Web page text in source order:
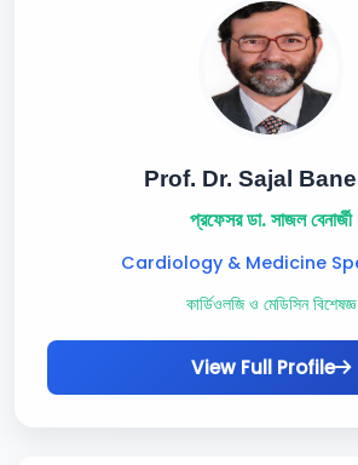
Prof. Dr. Sajal
প্রফেসর ডা. সাজল বেনার্জী
Cardiology & Medicine
কার্ডিওলজি ও মেডিসিন বিশেষজ্ঞ
View Full Profile